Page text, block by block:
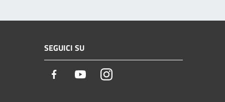
SEGUICI SU
Facebook YoutubeInstagram